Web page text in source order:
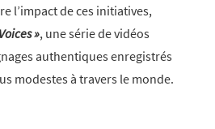
l’impact de ces initiatives,
», une série de vidéos
authentiques enregistrés
modestes à travers le monde.